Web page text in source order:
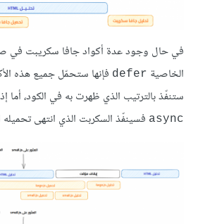
في حال وجود عدة أكواد جافا سكريبت في
الخاصية defer فإنها ستحمّل جميع هذه
ستنفّذ بالترتيب الذي ظهرت به في الكود، أما
async فسينفّذ السكربت الذي انتهى تحميله